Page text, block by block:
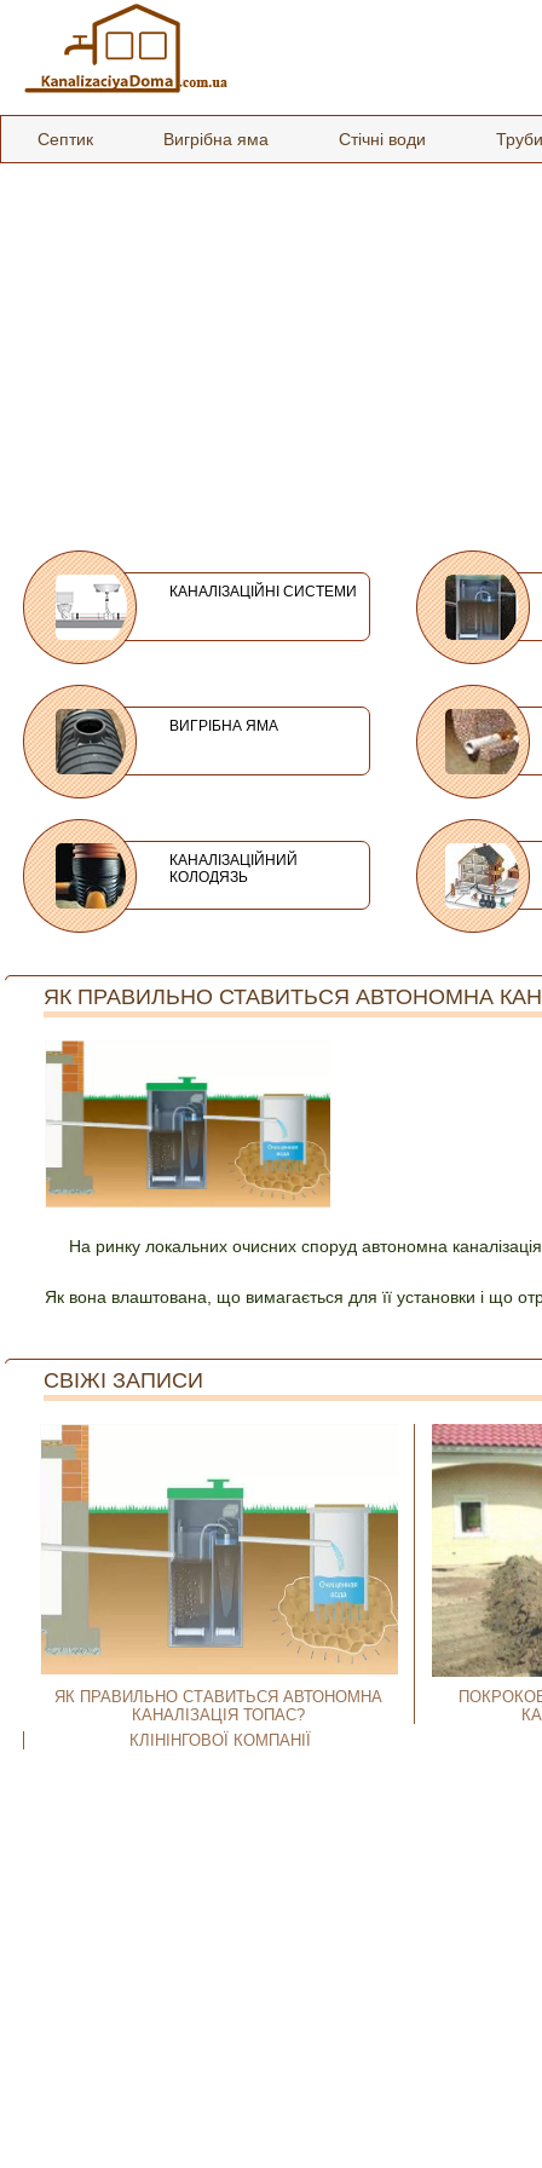
Септик Вигрібна яма Стічні води Труби
КАНАЛІЗАЦІЙНІ СИСТЕМИ
ВИГРІБНА ЯМА
КАНАЛІЗАЦІЙНИЙ
КОЛОДЯЗЬ
ЯК ПРАВИЛЬНО СТАВИТЬСЯ АВТОНОМНА
На ринку локальних очисних споруд автономна
Як вона влаштована, що вимагається для її установки і що
СВІЖІ ЗАПИСИ
ЯК ПРАВИЛЬНО СТАВИТЬСЯ АВТОНОМНА
КАНАЛІЗАЦІЯ ТОПАС?
КЛІНІНГОВОЇ КОМПАНІЇ